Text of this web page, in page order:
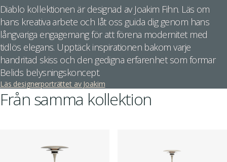
Diablo kollektionen är designad av Joakim Fihn. Läs om
hans kreativa arbete och låt oss guida dig genom hans
långvariga engagemang för att förena modernitet med
tidlös elegans. Upptäck inspirationen bakom varje
handritad skiss och den gedigna erfarenhet som formar
Belids belysningskoncept.
Läs designerporträttet av Joakim
Från samma kollektion